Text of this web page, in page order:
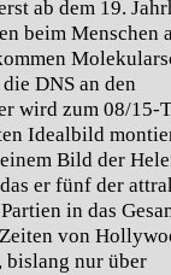
ab dem 19.
beim Menschen
DNS an den
wird zum 08/15-
Idealbild
Bild der
er fünf der
in das
von
bislang nur über